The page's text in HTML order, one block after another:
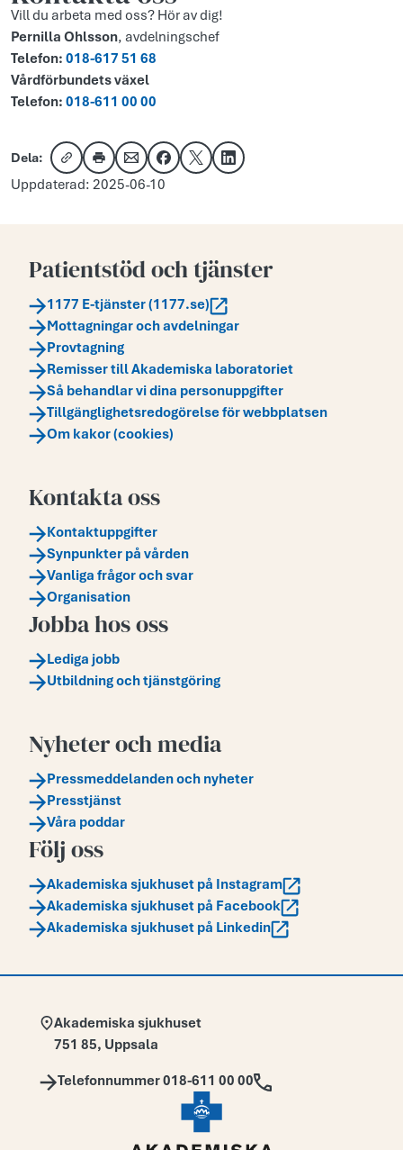
Vill du arbeta med oss? Hör av dig!
Pernilla Ohlsson, avdelningschef
Telefon: 018-617 51 68
Vårdförbundets växel
Telefon: 018-611 00 00
Dela:
Kopiera länk
Skriv utDela via e-post
Dela på Facebook
Dela på XDela på LinkedIn
Uppdaterad: 2025-06-10
Patientstöd och tjänster
1177 E-tjänster (1177.se)
Mottagningar och avdelningar
Provtagning
Remisser till Akademiska laboratoriet
Så behandlar vi dina personuppgifter
Tillgänglighetsredogörelse för webbplatsen
Om kakor (cookies)
Kontakta oss
Kontaktuppgifter
Synpunkter på vården
Vanliga frågor och svar
Organisation
Jobba hos oss
Lediga jobb
Utbildning och tjänstgöring
Nyheter och media
Pressmeddelanden och nyheter
Presstjänst
Våra poddar
Följ oss
Akademiska sjukhuset på Instagram
Akademiska sjukhuset på Facebook
Akademiska sjukhuset på Linkedin
Adress:
Akademiska sjukhuset
751 85, Uppsala
Telefon:
Telefonnummer 018-611 00 00